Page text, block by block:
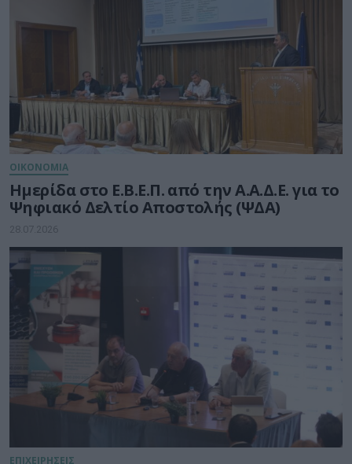
ΟΙΚΟΝΟΜΙΑ
Ημερίδα στο Ε.Β.Ε.Π. από την Α.Α.Δ.Ε. για το
Ψηφιακό Δελτίο Αποστολής (ΨΔΑ)
28.07.2026
ΕΠΙΧΕΙΡΗΣΕΙΣ